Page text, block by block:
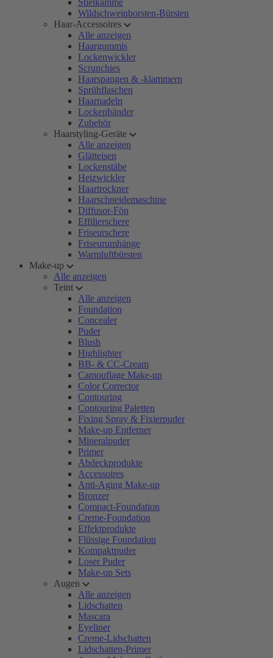
Stielkämme
Wildschweinborsten-Bürsten
Haar-Accessoires
Alle anzeigen
Haargummis
Lockenwickler
Scrunchies
Haarspangen & -klammern
Sprühflaschen
Haarnadeln
Lockenbänder
Zubehör
Haarstyling-Geräte
Alle anzeigen
Glätteisen
Lockenstäbe
Heizwickler
Haartrockner
Haarschneidemaschine
Diffusor-Fön
Effilierschere
Friseurschere
Friseurumhänge
Warmluftbürsten
Make-up
Alle anzeigen
Teint
Alle anzeigen
Foundation
Concealer
Puder
Blush
Highlighter
BB- & CC-Cream
Camouflage Make-up
Color Corrector
Contouring
Contouring Paletten
Fixing Spray & Fixierpuder
Make-up Entferner
Mineralpuder
Primer
Abdeckprodukte
Accessoires
Anti-Aging Make-up
Bronzer
Compact-Foundation
Creme-Foundation
Effektprodukte
Flüssige Foundation
Kompaktpuder
Loser Puder
Make-up Sets
Augen
Alle anzeigen
Lidschatten
Mascara
Eyeliner
Creme-Lidschatten
Lidschatten-Primer